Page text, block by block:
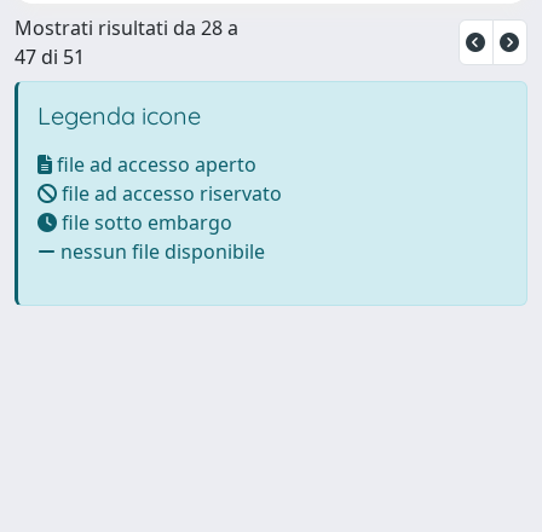
Mostrati risultati da 28 a
47 di 51
Legenda icone
file ad accesso aperto
file ad accesso riservato
file sotto embargo
nessun file disponibile